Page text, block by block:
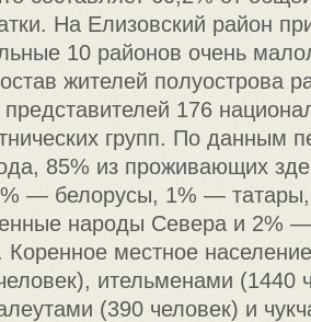
На Елизовский район
10 районов очень
жителей полуострова
176
групп. По данным
85% из проживающих
— белорусы, 1% —
народы Севера и 2% —
Коренное местное
ительменами (1440
(390 человек) и